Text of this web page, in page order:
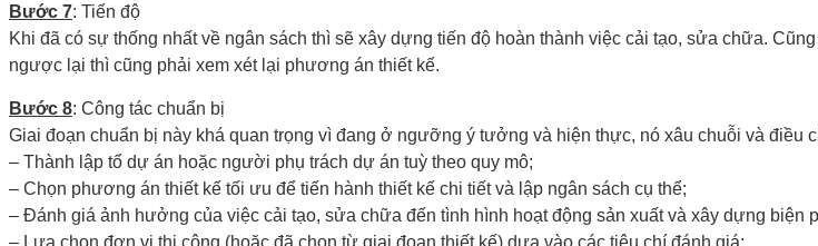
Bước 7: Tiến độ
Khi đã có sự thống nhất về ngân sách thì sẽ xây dựng tiến độ hoàn thành việc cải tạo, sửa chữa.
ngược lại thì cũng phải xem xét lại phương án thiết kế.
Bước 8: Công tác chuẩn bị
Giai đoạn chuẩn bị này khá quan trọng vì đang ở ngưỡng ý tưởng và hiện thực, nó xâu chuỗi và
– Thành lập tổ dự án hoặc người phụ trách dự án tuỳ theo quy mô;
– Chọn phương án thiết kế tối ưu để tiến hành thiết kế chi tiết và lập ngân sách cụ thể;
– Đánh giá ảnh hưởng của việc cải tạo, sửa chữa đến tình hình hoạt động sản xuất và xây dựng biện
– Lựa chọn đơn vị thi công (hoặc đã chọn từ giai đoạn thiết kế) dựa vào các tiêu chí đánh giá;